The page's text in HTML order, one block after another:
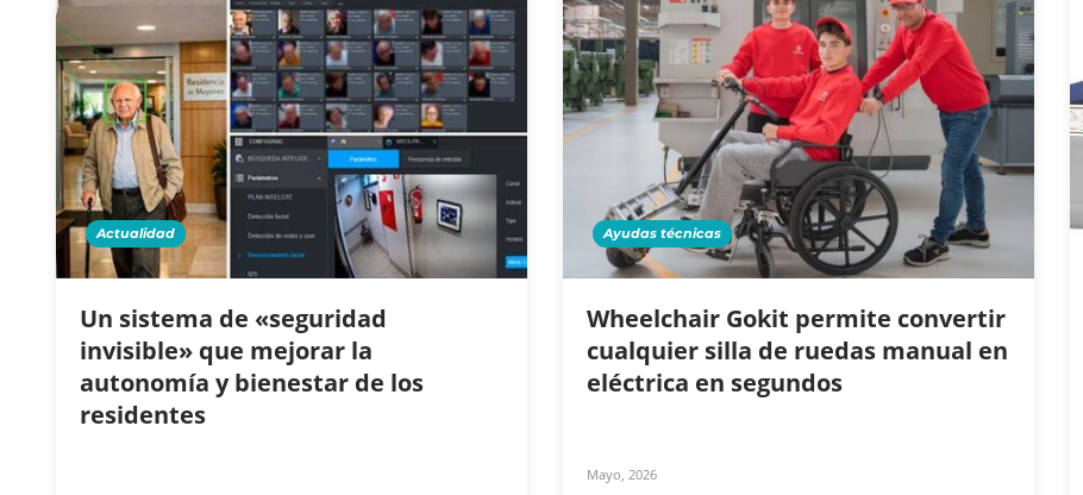
Actualidad
Un sistema de «seguridad
invisible» que mejorar la
autonomía y bienestar de los
residentes
Ayudas técnicas
Wheelchair Gokit permite convertir
cualquier silla de ruedas manual en
eléctrica en segundos
Mayo, 2026